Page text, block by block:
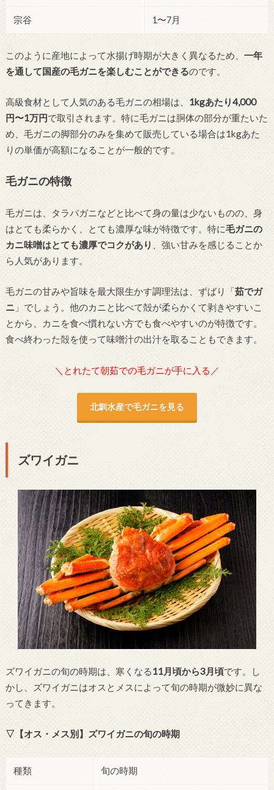
宗谷 1〜7月
このように産地によって水揚げ時期が大きく異なるため、 一年
を通して国産の毛ガニを楽しむことができるのです。
高級食材として人気のある毛ガニの相場は、 1kgあたり4,000
円〜1万円で取引されます。特に毛ガニは胴体の部分が重たいた
め、毛ガニの脚部分のみを集めて販売している場合は1kgあた
りの単価が高額になることが一般的です。
毛ガニの特徴
毛ガニは、タラバガニなどと比べて身の量は少ないものの、身
はとても柔らかく、とても濃厚な味が特徴です。特に毛ガニの
カニ味噌はとても濃厚でコクがあり
、強い甘みを感じることか
ら人気があります。
毛ガニの甘みや旨味を最大限生かす調理法は、ずばり「茹でガ
ニ 」でしょう。他のカニと比べて殻が柔らかくて剥きやすいこ
とから、カニを食べ慣れない方でも食べやすいのが特徴です。
食べ終わった殻を使って味噌汁の出汁を取ることもできます。
＼とれたて朝茹での毛ガニが手に入る／
北釧水産で毛ガニを見る
ズワイガニ
ズワイガニの旬の時期は、寒くなる11月頃から3月頃です。し
かし、ズワイガニはオスとメスによって旬の時期が微妙に異な
ってきます。
▽【オス・メス別】ズワイガニの旬の時期
種類 旬の時期